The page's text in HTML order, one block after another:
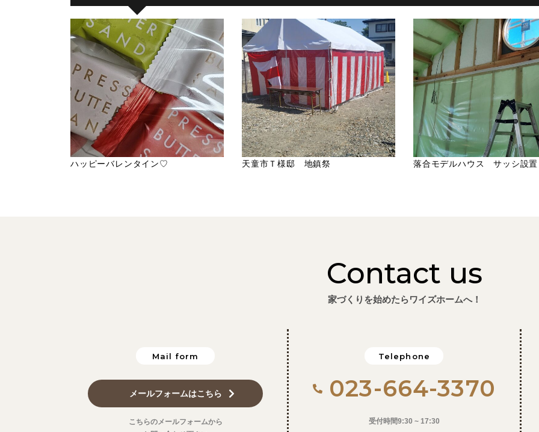
ハッピーバレンタイン♡ 天童市Ｔ様邸 地鎮祭 落合モデルハウス サッシ設置
Contact us
家づくりを始めたらワイズホームへ！
Mail form
メールフォームはこちら
こちらのメールフォームから
Telephone
023-664-3370
受付時間9:30 ~ 17:30